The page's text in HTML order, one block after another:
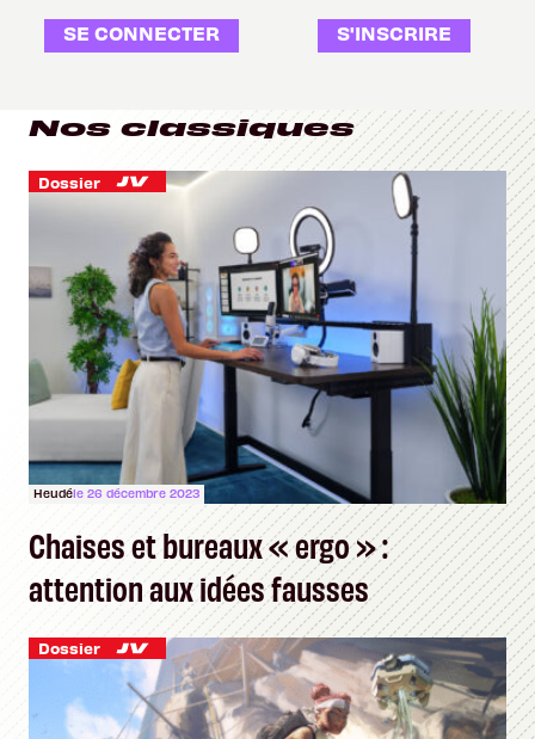
SE CONNECTER S'INSCRIRE
Nos classiques
Dossier
Heudéle 26 décembre 2023
Chaises et bureaux « ergo » :
attention aux idées fausses
Dossier